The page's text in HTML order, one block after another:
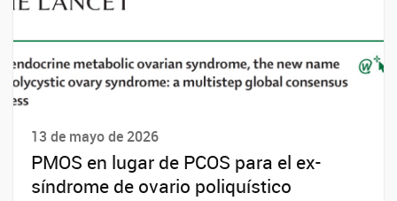
13 de mayo de 2026
PMOS en lugar de PCOS para el ex-
síndrome de ovario poliquístico